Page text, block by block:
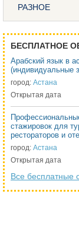
РАЗНОЕ
БЕСПЛАТНОЕ
Арабский язык в
(индивидуальные
город: Астана
Открытая дата
стажировок для
рестораторов и
город: Астана
Открытая дата
Все бесплатные